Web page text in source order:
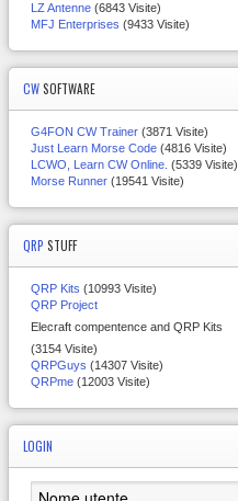
LZ Antenne (6843 Visite)
MFJ Enterprises (9433 Visite)
CWSOFTWARE
G4FON CW Trainer (3871 Visite)
Just Learn Morse Code (4816 Visite)
LCWO, Learn CW Online. (5339 Visite)
Morse Runner (19541 Visite)
QRP STUFF
QRP Kits (10993 Visite)
QRP Project
Elecraft compentence and QRP Kits
(3154 Visite)
QRPGuys (14307 Visite)
QRPme (12003 Visite)
LOGIN